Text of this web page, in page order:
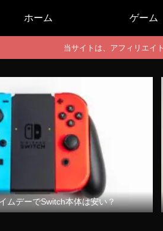
ホーム ゲーム
当サイトは、アフィリエイ
ムデーでSwitch本体は安い？